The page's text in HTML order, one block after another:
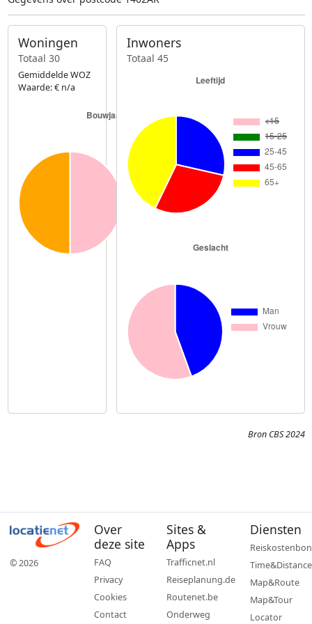
Woningen
Totaal 30
Gemiddelde WOZ
Waarde: € n/a
Inwoners
Totaal 45
Bron CBS 2024
© 2026
Over
deze site
FAQ
Privacy
Cookies
Contact
Sites &
Apps
Trafficnet.nl
Reiseplanung.de
Routenet.be
Onderweg
Diensten
Reiskostenbon
Time&Distance
Map&Route
Map&Tour
Locator